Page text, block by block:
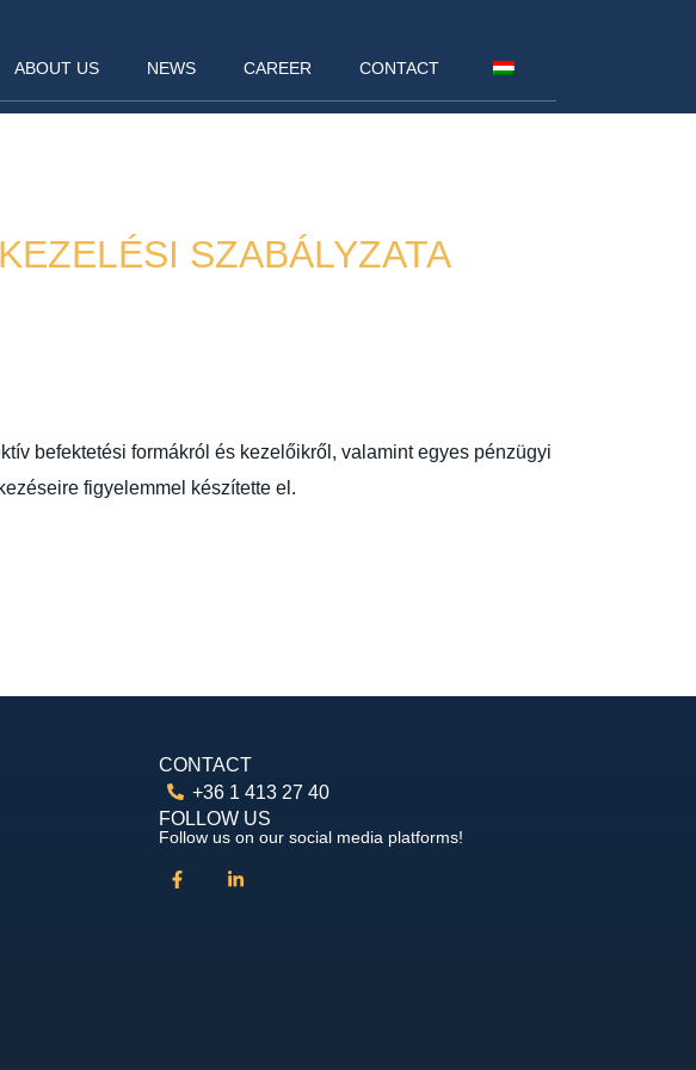
ABOUT US NEWS CAREER CONTACT
SZABÁLYZATA
befektetési formákról és kezelőikről, valamint egyes pénzügyi
figyelemmel készítette el.
CONTACT
+36 1 413 27 40
FOLLOW US
Follow us on our social media platforms!